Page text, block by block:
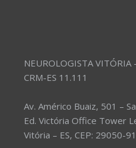
NEUROLOGISTA VITÓRIA
CRM-ES 11.111
Av. Américo Buaiz, 501 –
Ed. Victória Office Tower
Vitória – ES, CEP: 29050-